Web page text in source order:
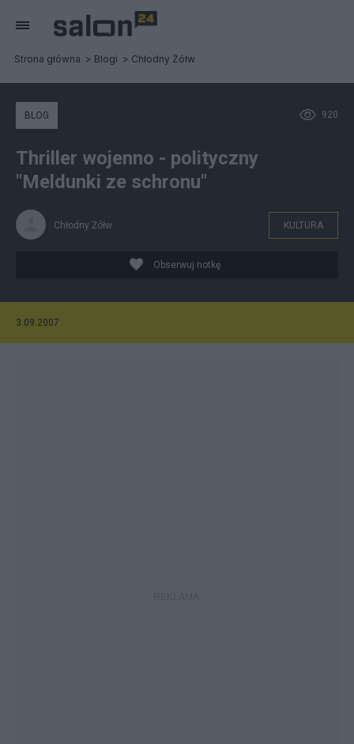
Strona główna Blogi Chłodny Żółw
920
BLOG
Thriller wojenno - polityczny
"Meldunki ze schronu"
Chłodny Żółw KULTURA
Obserwuj notkę
3.09.2007